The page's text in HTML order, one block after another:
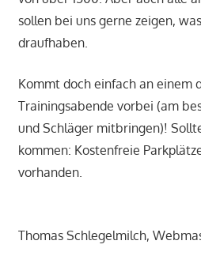
sollen bei uns gerne zeigen,
draufhaben.
Kommt doch einfach an einem
Trainingsabende vorbei (am
und Schläger mitbringen)!
kommen: Kostenfreie
vorhanden.
Thomas Schlegelmilch,